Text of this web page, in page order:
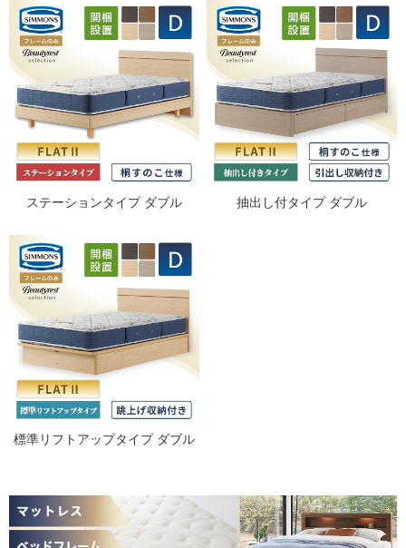
ステーションタイプ ダブル 抽出し付タイプ ダブル
標準リフトアップタイプ ダブル